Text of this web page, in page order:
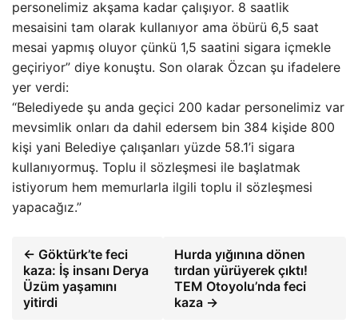
personelimiz akşama kadar çalışıyor. 8 saatlik
mesaisini tam olarak kullanıyor ama öbürü 6,5 saat
mesai yapmış oluyor çünkü 1,5 saatini sigara içmekle
geçiriyor” diye konuştu. Son olarak Özcan şu ifadelere
yer verdi:
“Belediyede şu anda geçici 200 kadar personelimiz var
mevsimlik onları da dahil edersem bin 384 kişide 800
kişi yani Belediye çalışanları yüzde 58.1’i sigara
kullanıyormuş. Toplu il sözleşmesi ile başlatmak
istiyorum hem memurlarla ilgili toplu il sözleşmesi
yapacağız.”
← Göktürk’te feci
kaza: İş insanı Derya
Üzüm yaşamını
yitirdi
Hurda yığınına dönen
tırdan yürüyerek çıktı!
TEM Otoyolu’nda feci
kaza →